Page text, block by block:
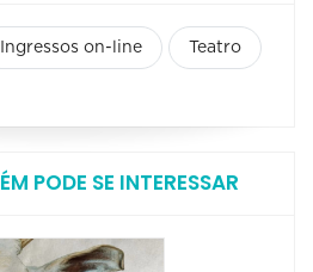
Ingressos on-line Teatro
PODE SE INTERESSAR